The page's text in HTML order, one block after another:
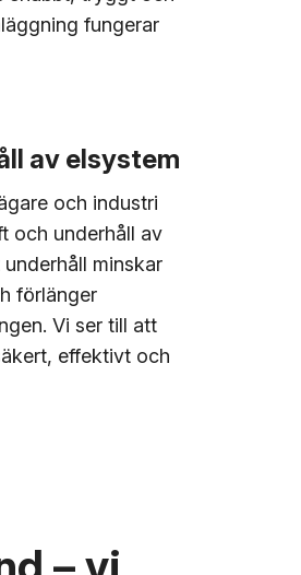
fungerar
av elsystem
och industri
och underhåll av
minskar
förlänger
Vi ser till att
effektivt och